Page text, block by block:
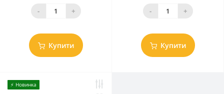
- +
Купити
- +
Купити
⚡️ Новинка